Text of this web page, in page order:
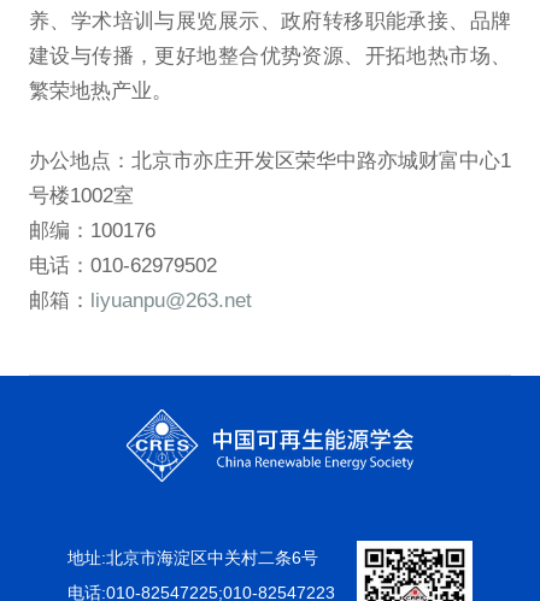
养、学术培训与展览展示、政府转移职能承接、品牌
建设与传播，更好地整合优势资源、开拓地热市场、
繁荣地热产业。
办公地点：北京市亦庄开发区荣华中路亦城财富中心1
号楼1002室
邮编：100176
电话：010-62979502
邮箱：
liyuanpu@263.net
地址:北京市海淀区中关村二条6号
电话:010-82547225;010-82547223